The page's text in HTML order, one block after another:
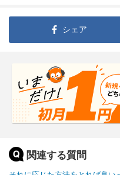
シェア
関連する質問